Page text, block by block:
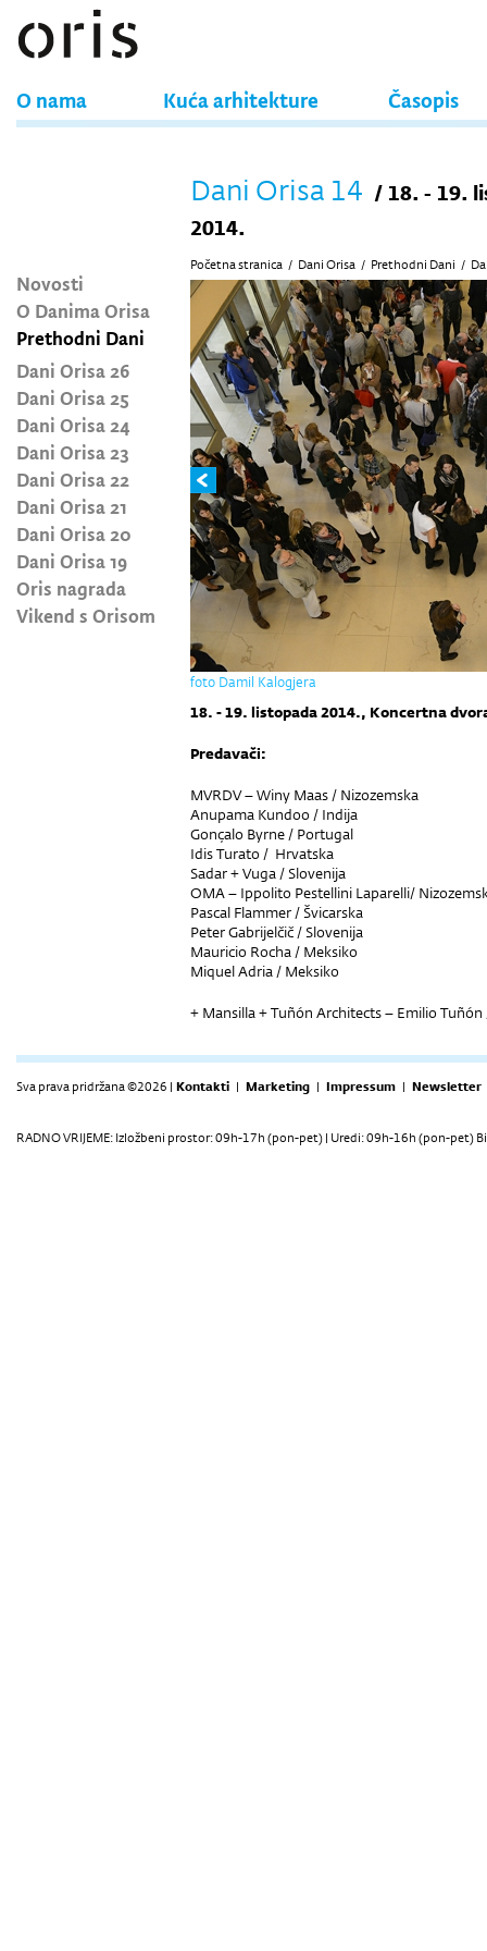
O nama Kuća arhitekture Časopis
Novosti
O Danima Orisa
Prethodni Dani
Dani Orisa 26
Dani Orisa 25
Dani Orisa 24
Dani Orisa 23
Dani Orisa 22
Dani Orisa 21
Dani Orisa 20
Dani Orisa 19
Oris nagrada
Vikend s Orisom
Dani Orisa 14 / 18. - 19.
2014.
Početna stranica / Dani Orisa / Prethodni Dani /
foto Damil Kalogjera
18. - 19. listopada 2014., Koncertna
Predavači:
MVRDV – Winy Maas / Nizozemska
Anupama Kundoo / Indija
Gonçalo Byrne / Portugal
Idis Turato / Hrvatska
Sadar + Vuga / Slovenija
OMA – Ippolito Pestellini Laparelli/
Pascal Flammer / Švicarska
Peter Gabrijelčič / Slovenija
Mauricio Rocha / Meksiko
Miquel Adria / Meksiko
+ Mansilla + Tuñón Architects – Emilio Tuñón
Sva prava pridržana ©2026 | Kontakti | Marketing | Impressum | Newsletter
RADNO VRIJEME: Izložbeni prostor: 09h-17h (pon-pet) | Uredi: 09h-16h (pon-pet)